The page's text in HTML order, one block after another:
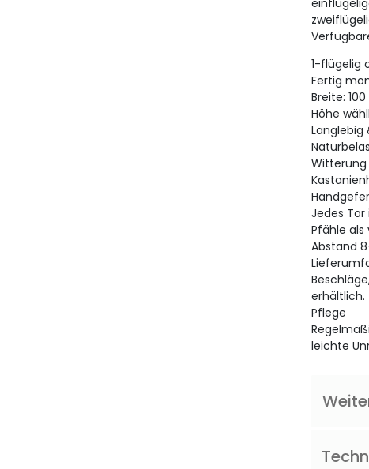
1-flügelig
Fertig
Breite:
Höhe
Witterung
Jedes
Pfähle
Abstand
erhältlich.
Pflege
leichte